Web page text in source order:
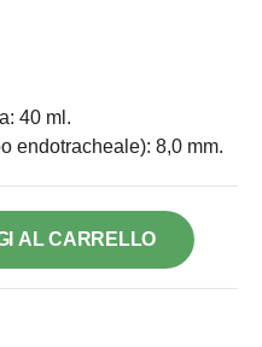
40 ml.
endotracheale): 8,0 mm.
AL CARRELLO